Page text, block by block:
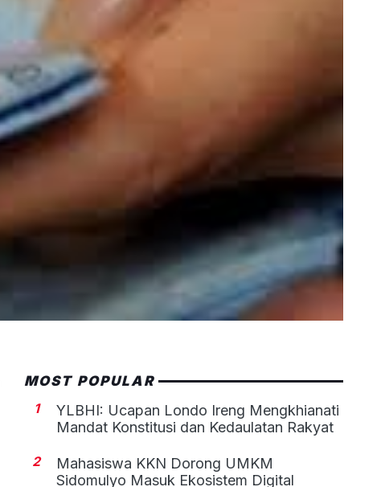
MOST POPULAR
1
YLBHI: Ucapan Londo Ireng Mengkhianati
Mandat Konstitusi dan Kedaulatan Rakyat
2
Mahasiswa KKN Dorong UMKM
Sidomulyo Masuk Ekosistem Digital